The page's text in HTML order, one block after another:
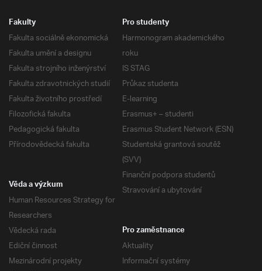
Fakulty
Fakulta sociálně ekonomická
Fakulta umění a designu
Fakulta strojního inženýrství
Fakulta zdravotnických studií
Fakulta životního prostředí
Filozofická fakulta
Pedagogická fakulta
Přírodovědecká fakulta
Pro studenty
Harmonogram akademického
roku
IS STAG
Průkaz studenta
E-learning
Erasmus+ – studenti
Erasmus Student Network (ESN)
Studentská grantová soutěž
(SVV)
Finanční podpora studentů
Stravování a ubytování
Věda a výzkum
Human Resources Strategy for
Researchers
Vědecká rada
Ediční činnost
Mezinárodní projekty
Pro zaměstnance
Aktuality
Informační systémy